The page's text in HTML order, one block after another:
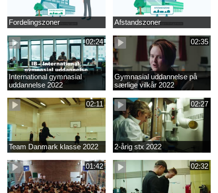
Fordelingszoner Afstandszoner
02:24
International gymnasial
uddannelse 2022
02:35
Gymnasial uddannelse på
særlige vilkår 2022
02:11
Team Danmark klasse 2022
02:27
2-årig stx 2022
01:42 02:32